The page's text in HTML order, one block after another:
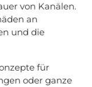
von Kanälen.
an
und die
für
oder ganze